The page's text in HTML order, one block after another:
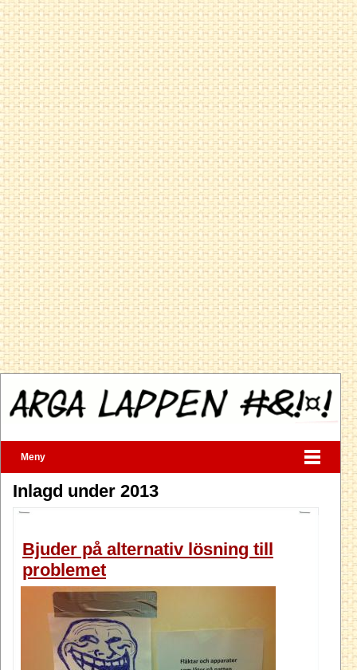
Meny
Inlagd under 2013
Bjuder på alternativ lösning till
problemet